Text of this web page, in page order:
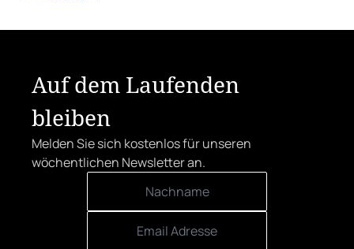
Auf dem Laufenden
bleiben
Melden Sie sich kostenlos für unseren
wöchentlichen Newsletter an.